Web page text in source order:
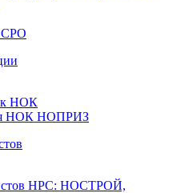
СРО
к НОК
НОК НОПРИЗ
НРС: НОСТРОЙ,